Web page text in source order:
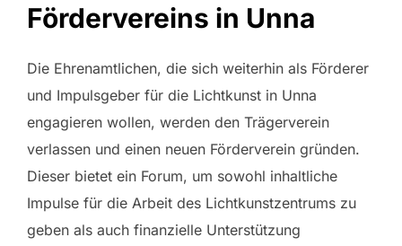
Fördervereins in Unna
Die Ehrenamtlichen, die sich weiterhin als Förderer
und Impulsgeber für die Lichtkunst in Unna
engagieren wollen, werden den Trägerverein
verlassen und einen neuen Förderverein gründen.
Dieser bietet ein Forum, um sowohl inhaltliche
Impulse für die Arbeit des Lichtkunstzentrums zu
geben als auch finanzielle Unterstützung